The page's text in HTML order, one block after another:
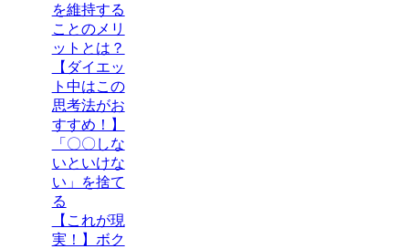
を維持する
ことのメリ
ットとは？
【ダイエッ
ト中はこの
思考法がお
すすめ！】
「〇〇しな
いといけな
い」を捨て
る
【これが現
実！】ボク